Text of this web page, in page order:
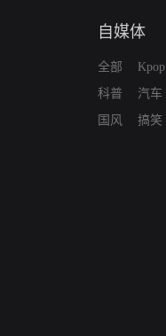
自媒体
全部
科普
国风
Kpop
汽车
搞笑